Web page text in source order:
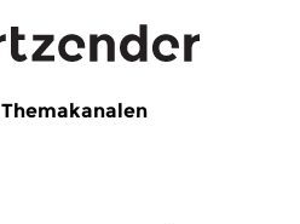
Themakanalen